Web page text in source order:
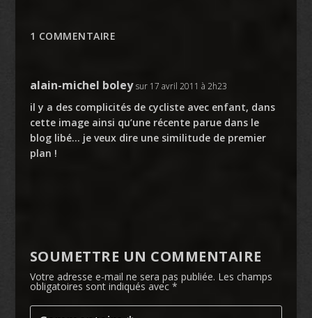
1 COMMENTAIRE
alain-michel boley sur 17 avril 2011 à 2h23
il y a des complicités de cycliste avec enfant, dans
cette image ainsi qu’une récente parue dans le
blog libé… je veux dire une similitude de premier
plan !
SOUMETTRE UN COMMENTAIRE
Votre adresse e-mail ne sera pas publiée. Les champs
obligatoires sont indiqués avec *